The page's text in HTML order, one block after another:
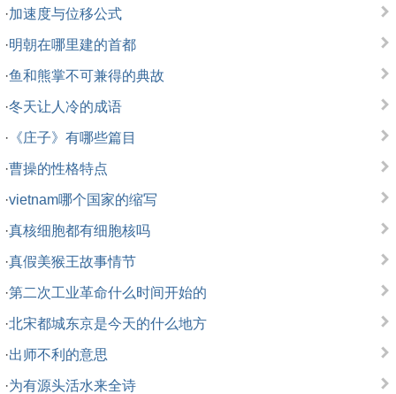
·加速度与位移公式
·明朝在哪里建的首都
·鱼和熊掌不可兼得的典故
·冬天让人冷的成语
· 《庄子》有哪些篇目
·曹操的性格特点
·vietnam哪个国家的缩写
·真核细胞都有细胞核吗
·真假美猴王故事情节
·第二次工业革命什么时间开始的
·北宋都城东京是今天的什么地方
·出师不利的意思
·为有源头活水来全诗